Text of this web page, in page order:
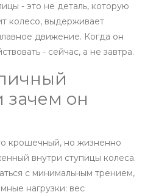
- это не деталь, которую
колесо, выдерживает
движение. Когда он
- сейчас, а не завтра.
он
крошечный, но жизненно
внутри ступицы колеса.
с минимальным трением,
нагрузки: вес